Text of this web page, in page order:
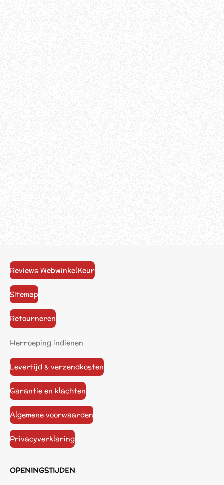
Reviews WebwinkelKeur
Sitemap
Retourneren
Herroeping indienen
Levertijd & verzendkosten
Garantie en klachten
Algemene voorwaarden
Privacyverklaring
OPENINGSTIJDEN